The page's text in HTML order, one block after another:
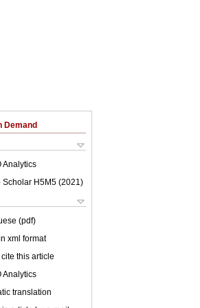
Demand
Analytics
Scholar H5M5 (2021 )
(pdf)
xml format
this article
Analytics
translation